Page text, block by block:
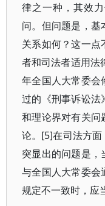
律之一种，其效
问。但问题是，基
关系如何？这一
者和司法者适用法
年全国人大常委会
过的《刑事诉讼法
和理论界对有关问
论。[5]在司法方
突显出的问题是，
与全国人大常委会
规定不一致时，应